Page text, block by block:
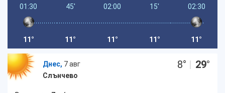
01:30
11°
45'
11°
02:00
11°
15'
11°
02:30
11°
Днес, 7 авг
Слънчево
8° | 29°